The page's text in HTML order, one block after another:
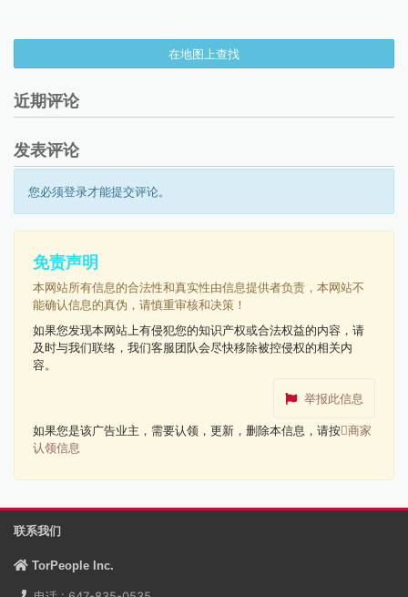
在地图上查找
近期评论
发表评论
您必须登录才能提交评论。
免责声明
本网站所有信息的合法性和真实性由信息提供者负责，本网站不
能确认信息的真伪，请慎重审核和决策！
如果您发现本网站上有侵犯您的知识产权或合法权益的内容，请
及时与我们联络，我们客服团队会尽快移除被控侵权的相关内
容。
举报此信息
如果您是该广告业主，需要认领，更新，删除本信息，请按 商家
认领信息
联系我们
TorPeople Inc.